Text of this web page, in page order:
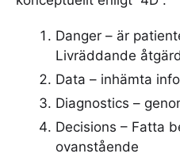
Danger – är
Livräddande
Data – inhämta
Diagnostics –
Decisions – Fatta
ovanstående